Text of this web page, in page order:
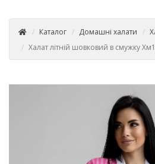
Каталог Домашні халати
Халат літній шовковий в смужку